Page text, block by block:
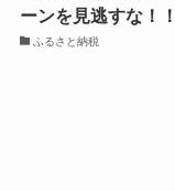
ーンを見逃すな！！
ふるさと納税